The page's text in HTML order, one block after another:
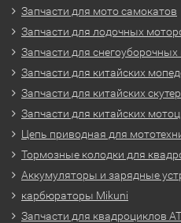
Запчасти для мото самокатов
Запчасти для лодочных
Запчасти для
Запчасти для китайских
Запчасти для китайских
Запчасти для китайских
Цепь приводная для
Тормозные колодки для
Аккумуляторы и зарядные
карбюраторы Mikuni
Запчасти для квадроциклов